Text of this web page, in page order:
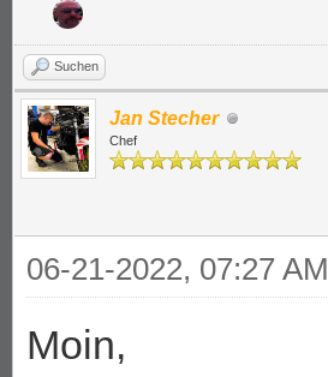
Suchen
Jan Stecher
Chef
06-21-2022, 07:27 AM
Moin,